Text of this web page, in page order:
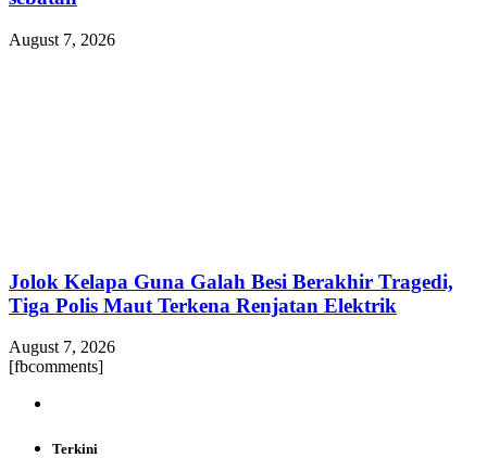
August 7, 2026
Jolok Kelapa Guna Galah Besi Berakhir Tragedi,
Tiga Polis Maut Terkena Renjatan Elektrik
August 7, 2026
[fbcomments]
Terkini